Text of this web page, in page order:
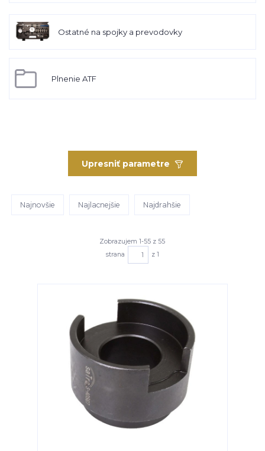
Ostatné na spojky a prevodovky
Plnenie ATF
Upresniť parametre
Najnovšie Najlacnejšie Najdrahšie
Zobrazujem 1-55 z 55
strana
z 1